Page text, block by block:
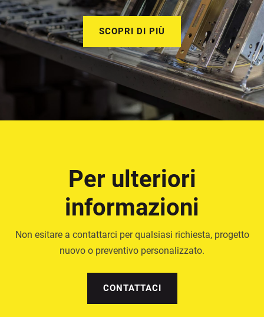
SCOPRI DI PIÙ
Per ulteriori
informazioni
Non esitare a contattarci per qualsiasi richiesta, progetto
nuovo o preventivo personalizzato.
CONTATTACI